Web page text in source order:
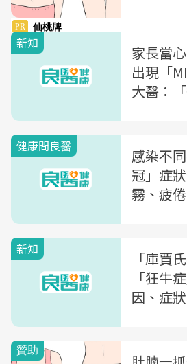
新知
家長當
出現「
大醫：
健康問良醫
感染不
冠」症
霧、疲
新知
「庫賈
「狂牛
因、症